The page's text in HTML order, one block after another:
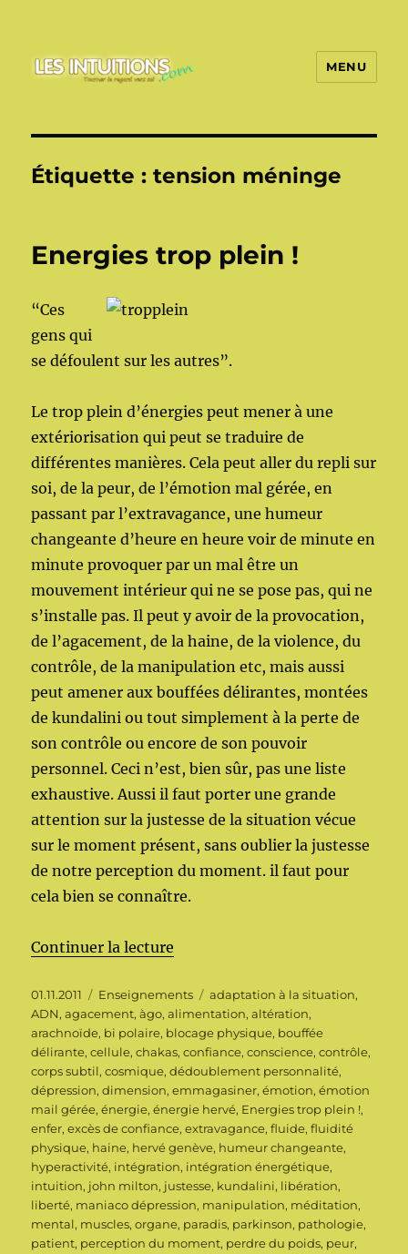
MENU
Étiquette :tension méninge
Energies trop plein !
“Ces
gens qui
se défoulent sur les autres”.
Le trop plein d’énergies peut mener à une
extériorisation qui peut se traduire de
différentes manières. Cela peut aller du repli sur
soi, de la peur, de l’émotion mal gérée, en
passant par l’extravagance, une humeur
changeante d’heure en heure voir de minute en
minute provoquer par un mal être un
mouvement intérieur qui ne se pose pas, qui ne
s’installe pas. Il peut y avoir de la provocation,
de l’agacement, de la haine, de la violence, du
contrôle, de la manipulation etc, mais aussi
peut amener aux bouffées délirantes, montées
de kundalini ou tout simplement à la perte de
son contrôle ou encore de son pouvoir
personnel. Ceci n’est, bien sûr, pas une liste
exhaustive. Aussi il faut porter une grande
attention sur la justesse de la situation vécue
sur le moment présent, sans oublier la justesse
de notre perception du moment. il faut pour
cela bien se connaître.
Continuer la lecture
Publié
le
01.11.2011 Catégories
Enseignements Étiquettes
adaptation à la situation,
ADN,agacement,àgo,alimentation,altération,
arachnoïde, bi polaire, blocage physique, bouffée
délirante,cellule,chakas,confiance,conscience,contrôle,
corps subtil,cosmique,dédoublement personnalité,
dépression,dimension,emmagasiner,émotion,émotion
mail gérée,énergie,énergie hervé, Energies trop plein !,
enfer,excès de confiance,extravagance,fluide,fluidité
physique, haine, hervé genève, humeur changeante,
hyperactivité, intégration, intégration énergétique,
intuition, john milton, justesse, kundalini, libération,
liberté, maniaco dépression, manipulation, méditation,
mental, muscles,organe, paradis, parkinson, pathologie,
patient, perception du moment, perdre du poids, peur,